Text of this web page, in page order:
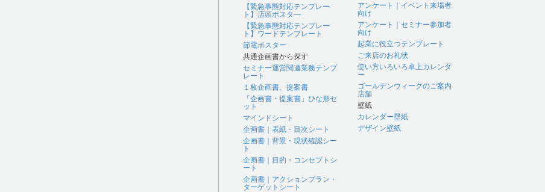
【緊急事態対応テンプレー
ト】店頭ポスタ―
【緊急事態対応テンプレー
ト】ワードテンプレート
節電ポスター
共通企画書から探す
セミナー運営関連業務テンプ
レート
１枚企画書、提案書
「企画書・提案書」ひな形セ
ット
マインドシート
企画書｜表紙・目次シート
企画書｜背景・現状確認シー
ト
企画書｜目的・コンセプトシ
ート
企画書｜アクションプラン・
ターゲットシート
アンケート｜イベント来場者
向け
アンケート｜セミナー参加者
向け
起業に役立つテンプレート
ご来店のお礼状
使い方いろいろ卓上カレンダ
ー
ゴールデンウィークのご案内
店舗
壁紙
カレンダー壁紙
デザイン壁紙